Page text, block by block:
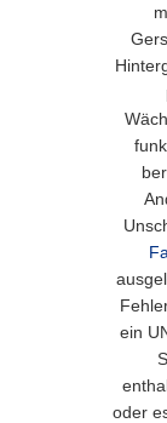
ein
oder